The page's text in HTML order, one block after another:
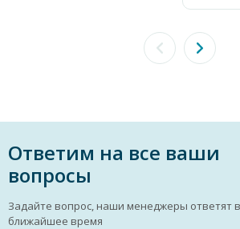
Ответим на все ваши
вопросы
Задайте вопрос, наши менеджеры ответят
ближайшее время